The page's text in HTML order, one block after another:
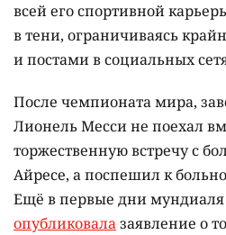
всей его спортивной
в тени, ограничиваясь
и постами в социальных
После чемпионата мира,
Лионель Месси не поехал
торжественную встречу с
Айресе, а поспешил к
Ещё в первые дни
опубликовалазаявление о